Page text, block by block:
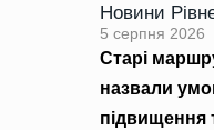
Новини
5 серпня 2026
Старі
назвали
підвищення